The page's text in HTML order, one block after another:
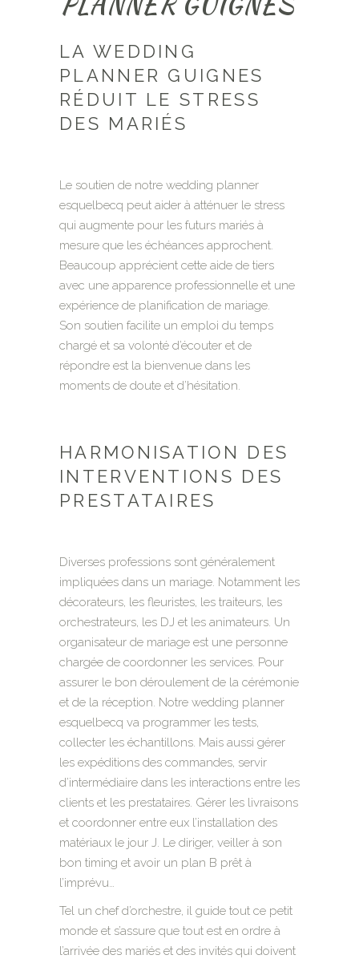
LA WEDDING
PLANNER GUIGNES
RÉDUIT LE STRESS
DES MARIÉS
Le soutien de notre wedding planner
esquelbecq peut aider à atténuer le stress
qui augmente pour les futurs mariés à
mesure que les échéances approchent.
Beaucoup apprécient cette aide de tiers
avec une apparence professionnelle et une
expérience de planification de mariage.
Son soutien facilite un emploi du temps
chargé et sa volonté d’écouter et de
répondre est la bienvenue dans les
moments de doute et d’hésitation.
HARMONISATION DES
INTERVENTIONS DES
PRESTATAIRES
Diverses professions sont généralement
impliquées dans un mariage. Notamment les
décorateurs, les fleuristes, les traiteurs, les
orchestrateurs, les DJ et les animateurs. Un
organisateur de mariage est une personne
chargée de coordonner les services. Pour
assurer le bon déroulement de la cérémonie
et de la réception. Notre wedding planner
esquelbecq va programmer les tests,
collecter les échantillons. Mais aussi gérer
les expéditions des commandes, servir
d’intermédiaire dans les interactions entre les
clients et les prestataires. Gérer les livraisons
et coordonner entre eux l’installation des
matériaux le jour J. Le diriger, veiller à son
bon timing et avoir un plan B prêt à
l’imprévu…
Tel un chef d’orchestre, il guide tout ce petit
monde et s’assure que tout est en ordre à
l’arrivée des mariés et des invités qui doivent